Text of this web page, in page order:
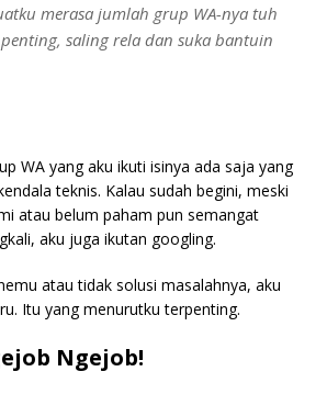
merasa jumlah grup WA-nya tuh
saling rela dan suka bantuin
WA yang aku ikuti isinya ada saja yang
teknis. Kalau sudah begini, meski
atau belum paham pun semangat
aku juga ikutan googling.
atau tidak solusi masalahnya, aku
Itu yang menurutku terpenting.
Ngejob!